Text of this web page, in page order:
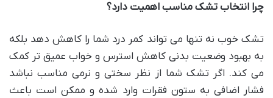
چرا انتخاب تشک مناسب اهمیت دارد؟
تشک خوب نه تنها می تواند کمر درد شما را کاهش دهد بلکه
به بهبود وضعیت بدنی کاهش استرس و خواب عمیق تر کمک
می کند. اگر تشک شما از نظر سختی و نرمی مناسب نباشد
فشار اضافی به ستون فقرات وارد شده و ممکن است باعث